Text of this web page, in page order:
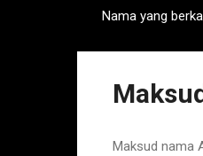
o
Nama yang
Maksud nama